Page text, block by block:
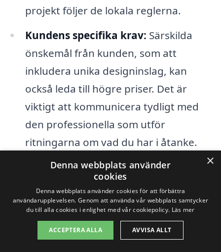
projekt följer de lokala reglerna.
Kundens specifika krav: Särskilda
önskemål från kunden, som att
inkludera unika designinslag, kan
också leda till högre priser. Det är
viktigt att kommunicera tydligt med
den professionella som utför
ritningarna om vad du har i åtanke.
Erfarenhet hos professionella:
Priserna kan också påverkas av hur
mycket erfarenhet och kompetens
den firma som anlitats har. Mer
erfarna firmaer kan ta ut högre priser,
×
Denna webbplats använder
cookies
Denna webbplats använder cookies för att förbättra
användarupplevelsen. Genom att använda vår webbplats samtycker
du till alla cookies i enlighet med vår cookiepolicy. Läs mer
ACCEPTERA ALLA AVVISA ALLT